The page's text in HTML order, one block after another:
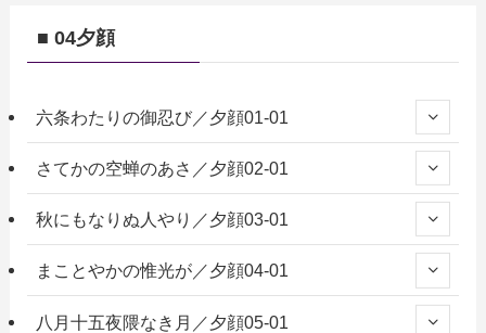
■ 04夕顔
六条わたりの御忍び／夕顔01-01
さてかの空蝉のあさ／夕顔02-01
秋にもなりぬ人やり／夕顔03-01
まことやかの惟光が／夕顔04-01
八月十五夜隈なき月／夕顔05-01